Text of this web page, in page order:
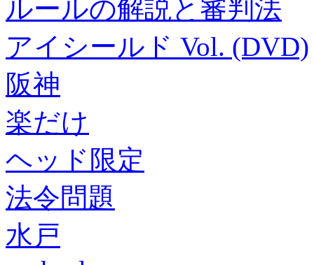
ルールの解説と審判法
アイシールド Vol. (DVD)
阪神
楽だけ
ヘッド限定
法令問題
水戸